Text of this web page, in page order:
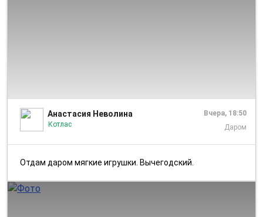
Анастасия Неволина
Котлас
Вчера, 18:50
Даром
Отдам даром мягкие игрушки. Вычегодский.